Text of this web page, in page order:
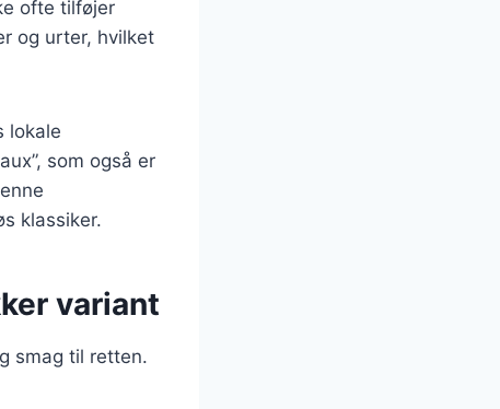
ofte tilføjer
og urter, hvilket
lokale
som også er
klassiker.
variant
smag til retten.